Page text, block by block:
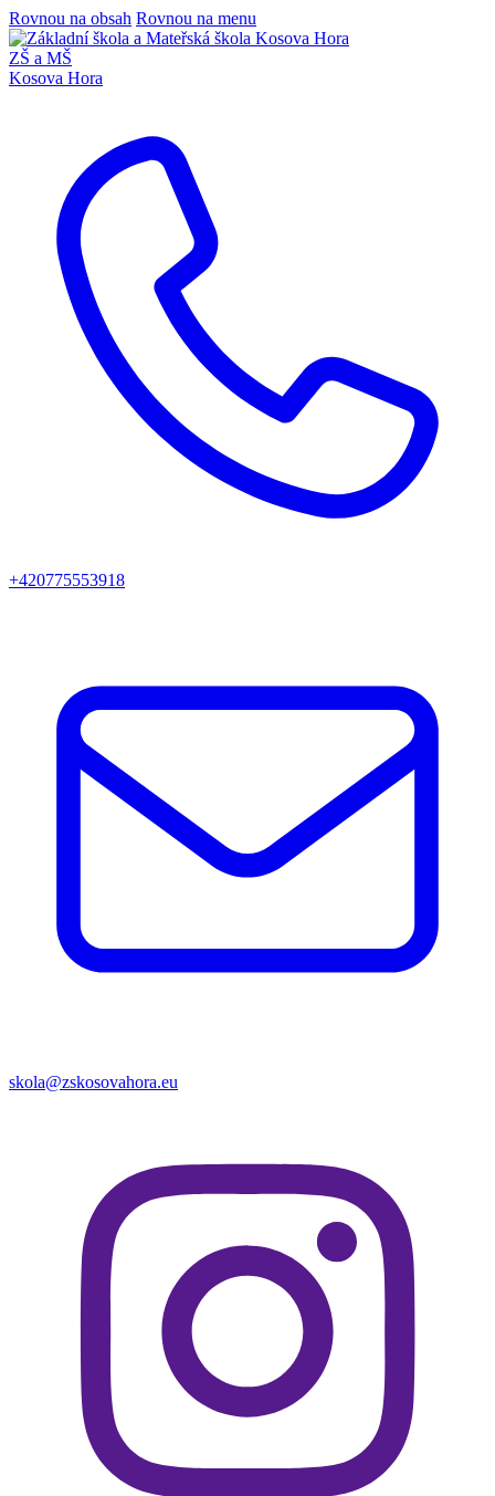
Rovnou na obsah Rovnou na menu
ZŠ a MŠ
Kosova Hora
+420775553918
skola@zskosovahora.eu